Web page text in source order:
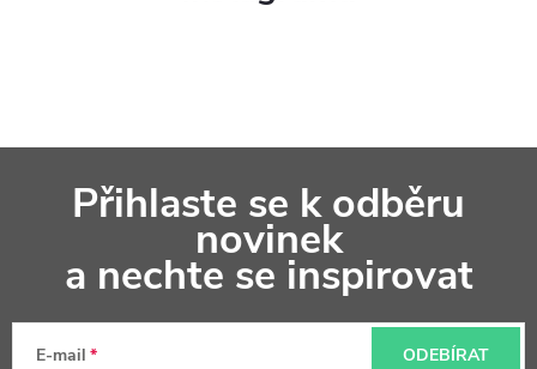
a
Přihlaste se k odběru
novinek
a nechte se inspirovat
E-mail ODEBÍRAT